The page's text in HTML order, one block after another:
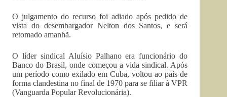
O julgamento do recurso foi adiado após pedido de
vista do desembargador Nelton dos Santos, e será
retomado amanhã.
O líder sindical Aluísio Palhano era funcionário do
Banco do Brasil, onde começou a vida sindical. Após
um período como exilado em Cuba, voltou ao país de
forma clandestina no final de 1970 para se filiar à VPR
(Vanguarda Popular Revolucionária).